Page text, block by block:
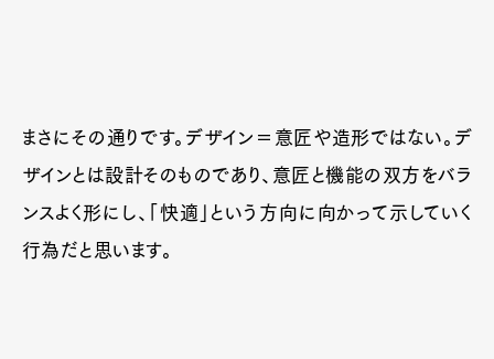
まさにその通りです。デザイン＝意匠や造形ではない。デ
ザインとは設計そのものであり、意匠と機能の双方をバラ
ンスよく形にし、「快適」という方向に向かって示していく
行為だと思います。